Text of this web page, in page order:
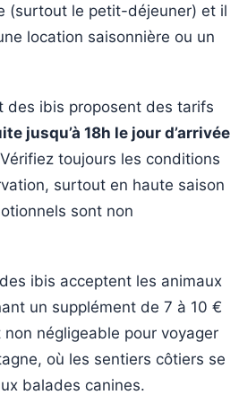
(surtout le petit-déjeuner) et il
location saisonnière ou un
des ibis proposent des tarifs
jusqu’à 18h le jour d’arrivée
toujours les conditions
surtout en haute saison
sont non
ibis acceptent les animaux
un supplément de 7 à 10 €
non négligeable pour voyager
où les sentiers côtiers se
balades canines.